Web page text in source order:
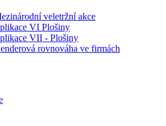
veletržní akce
VI Plošiny
VII - Plošiny
rovnováha ve firmách